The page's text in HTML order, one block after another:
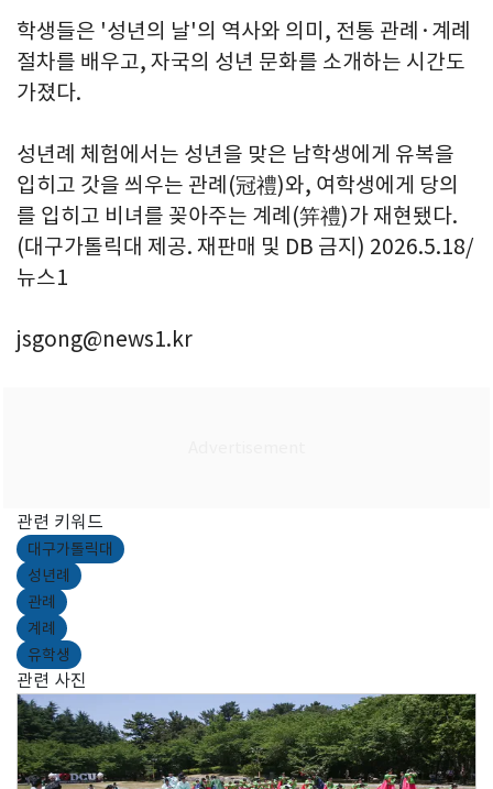
학생들은 '성년의 날'의 역사와 의미, 전통 관례·계례
절차를 배우고, 자국의 성년 문화를 소개하는 시간도
가졌다.
성년례 체험에서는 성년을 맞은 남학생에게 유복을
입히고 갓을 씌우는 관례(冠禮)와, 여학생에게 당의
를 입히고 비녀를 꽂아주는 계례(笄禮)가 재현됐다.
(대구가톨릭대 제공. 재판매 및 DB 금지) 2026.5.18/
뉴스1
jsgong@news1.kr
관련 키워드
대구가톨릭대
성년례
관례
계례
유학생
관련 사진